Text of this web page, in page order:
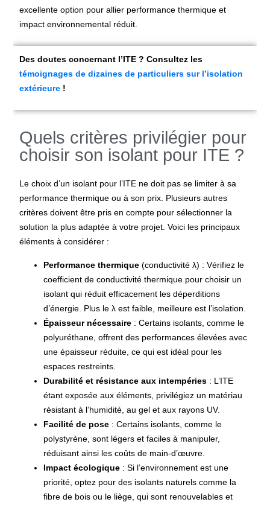
excellente option pour allier performance thermique et
impact environnemental réduit.
Des doutes concernant l’ITE ? Consultez les
témoignages de dizaines de particuliers sur l’isolation
extérieure !
Quels critères privilégier pour
choisir son isolant pour ITE ?
Le choix d’un isolant pour l’ITE ne doit pas se limiter à sa
performance thermique ou à son prix. Plusieurs autres
critères doivent être pris en compte pour sélectionner la
solution la plus adaptée à votre projet. Voici les principaux
éléments à considérer :
Performance thermique (conductivité λ) : Vérifiez le
coefficient de conductivité thermique pour choisir un
isolant qui réduit efficacement les déperditions
d’énergie. Plus le λ est faible, meilleure est l’isolation.
Épaisseur nécessaire : Certains isolants, comme le
polyuréthane, offrent des performances élevées avec
une épaisseur réduite, ce qui est idéal pour les
espaces restreints.
Durabilité et résistance aux intempéries : L’ITE
étant exposée aux éléments, privilégiez un matériau
résistant à l’humidité, au gel et aux rayons UV.
Facilité de pose : Certains isolants, comme le
polystyrène, sont légers et faciles à manipuler,
réduisant ainsi les coûts de main-d’œuvre.
Impact écologique : Si l’environnement est une
priorité, optez pour des isolants naturels comme la
fibre de bois ou le liège, qui sont renouvelables et